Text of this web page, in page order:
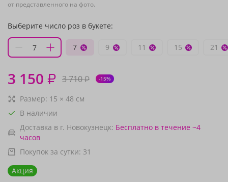
от представленного на фото.
Выберите число роз в букете:
7 9 11 15 21
3 150 ₽ 3 710₽ -15%
Размер: 15 × 48 см
В наличии
Доставка в г. Новокузнецк: Бесплатно в течение ~4
часов
Покупок за сутки: 31
Акция